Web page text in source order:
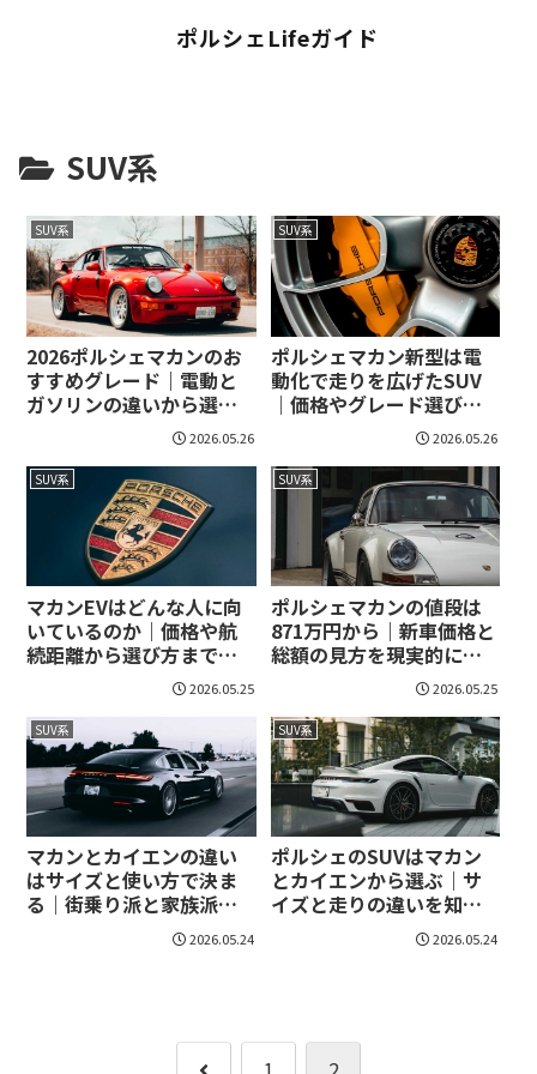
ポルシェLifeガイド
SUV系
SUV系
2026ポルシェマカンのお
すすめグレード｜電動と
ガソリンの違いから選び
方まで見えてくる！2026.05.26
SUV系
ポルシェマカン新型は電
動化で走りを広げたSUV
｜価格やグレード選びま
で具体的に整理！ 2026.05.26
SUV系
マカンEVはどんな人に向
いているのか｜価格や航
続距離から選び方まで判
2026.05.25
SUV系
ポルシェマカンの値段は
871万円から｜新車価格と
総額の見方を現実的に整
2026.05.25
SUV系
マカンとカイエンの違い
はサイズと使い方で決ま
る｜街乗り派と家族派の
選び方が見えてくる！2026.05.24
SUV系
ポルシェのSUVはマカン
とカイエンから選ぶ｜サ
イズと走りの違いを知れ
ば最適な一台が見えてく
2026.05.24
前